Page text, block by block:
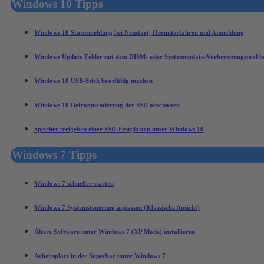
Windows 10 Tipps
Windows 10 Statusmeldung bei Neustart, Herunterfahren und Anmeldung
Windows Update Fehler mit dem DISM- oder Systemupdate-Vorbereitungstool
Windows 10 USB-Stick bootfähig machen
Windows 10 Defragmentierung der SSD abschalten
Speicher freigeben einer SSD-Festplatten unter Windows 10
Windows 7 Tipps
Windows 7 schneller starten
Windows 7 Systemsteuerung anpassen (Klassische Ansicht)
Ältere Software unter Windows 7 (XP Mode) installieren
Arbeitsplatz in der Superbar unter Windows 7